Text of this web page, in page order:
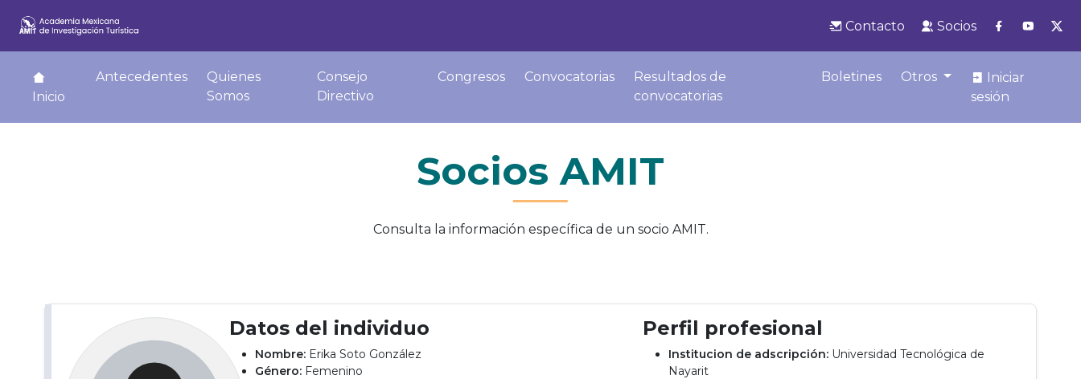
Contacto Socios
Inicio
Antecedentes
Quienes
Somos
Consejo
Directivo
Congresos Convocatorias
Resultados de
convocatorias
Boletines Otros
Iniciar
sesión
Socios AMIT
Consulta la información específica de un socio AMIT.
Datos del individuo
Nombre: Erika Soto González
Género: Femenino
Perfil profesional
Institucion de adscripción:Universidad Tecnológica de
Nayarit